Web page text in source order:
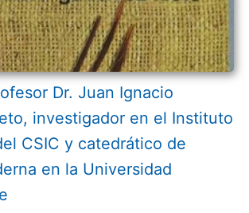
Dr. Juan Ignacio
investigador en el Instituto
CSIC y catedrático de
en la Universidad